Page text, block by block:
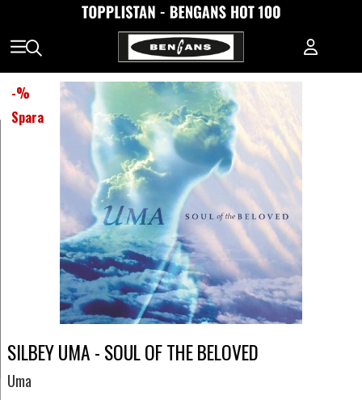
-%
Spara
SILBEY UMA - SOUL OF THE BELOVED
Uma